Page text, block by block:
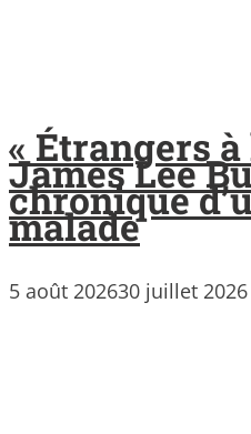
« Étrangers
James Lee
chronique
malade
5 août 202630 juillet 2026